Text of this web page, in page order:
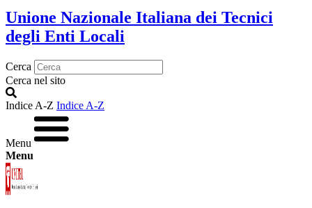
Unione Nazionale Italiana dei Tecnici
degli Enti Locali
Cerca
Cerca nel sito
Indice A-Z Indice A-Z
Menu
Menu